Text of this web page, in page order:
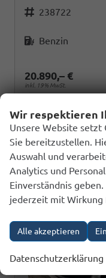
Fahrzeugnr.
238722
Benzin
20.890,– €
inkl. 19% MwSt.
Verbrauch
CO -Klasse: D
CO -Emissionen:
Wir respektieren
Unsere Website setzt
Sie bereitzustellen.
Auswahl und
Analytics und
Einverständnis
jederzeit mit Wirkung
Alle akzeptieren
Datenschutzerklärung